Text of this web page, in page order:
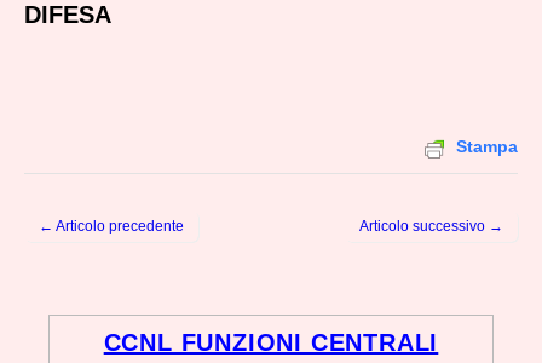
DIFESA
Stampa
← Articolo precedente Articolo successivo →
CCNL FUNZIONI CENTRALI